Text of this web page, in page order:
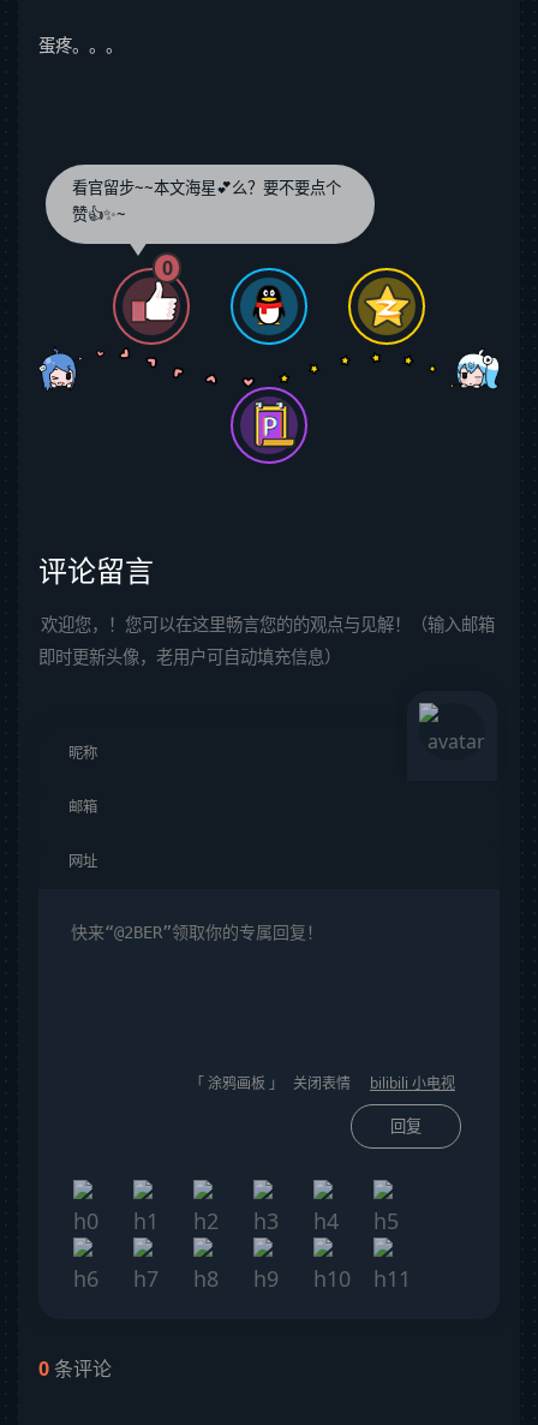
蛋疼。。。
看官留步~~本文海星💕么？要不要点个
赞👍✨~
0
评论留言
欢迎您，！您可以在这里畅言您的的观点与见解！（输入邮箱
即时更新头像，老用户可自动填充信息）
「 涂鸦画板 」 关闭表情 bilibili 小电视
回复
0条评论